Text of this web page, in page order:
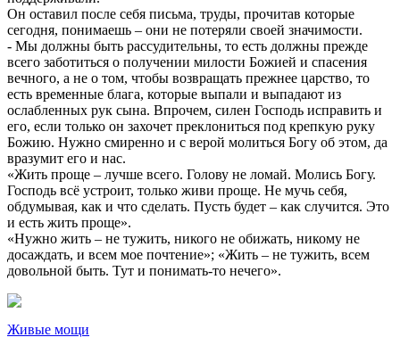
Он оставил после себя письма, труды, прочитав которые
сегодня, понимаешь – они не потеряли своей значимости.
- Мы должны быть рассудительны, то есть должны прежде
всего заботиться о получении милости Божией и спасения
вечного, а не о том, чтобы возвращать прежнее царство, то
есть временные блага, которые выпали и выпадают из
ослабленных рук сына. Впрочем, силен Господь исправить и
его, если только он захочет преклониться под крепкую руку
Божию. Нужно смиренно и с верой молиться Богу об этом, да
вразумит его и нас.
«Жить проще – лучше всего. Голову не ломай. Молись Богу.
Господь всё устроит, только живи проще. Не мучь себя,
обдумывая, как и что сделать. Пусть будет – как случится. Это
и есть жить проще».
«Нужно жить – не тужить, никого не обижать, никому не
досаждать, и всем мое почтение»; «Жить – не тужить, всем
довольной быть. Тут и понимать-то нечего».
Живые мощи